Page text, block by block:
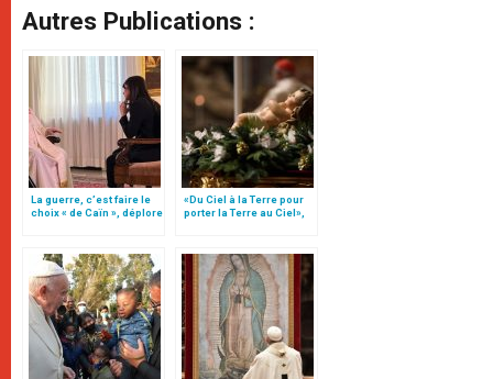
Autres Publications :
La guerre, c’est faire le
choix « de Caïn », déplore
«Du Ciel à la Terre pour
porter la Terre au Ciel»,